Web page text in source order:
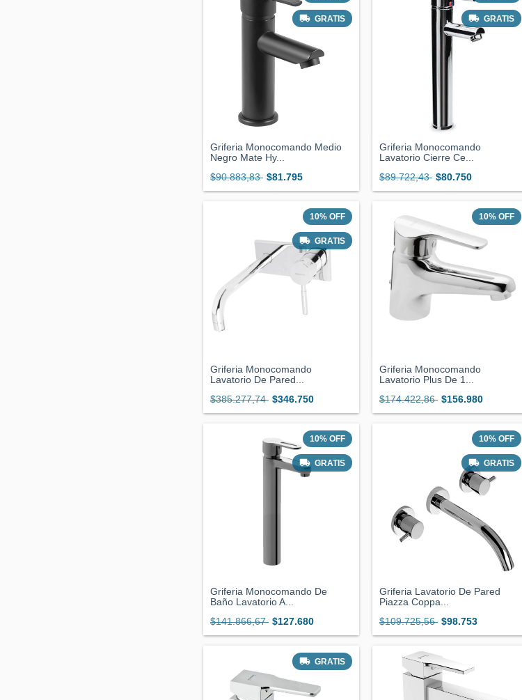
GRATIS
Griferia Monocomando Medio
Negro Mate Hy...
$90.883,83 $81.795
GRATIS
Griferia Monocomando
Lavatorio Cierre Ce...
$89.722,43 $80.750
10% OFF
GRATIS
Griferia Monocomando
Lavatorio De Pared...
$385.277,74 $346.750
10% OFF
Griferia Monocomando
Lavatorio Plus De 1...
$174.422,86 $156.980
10% OFF
GRATIS
Griferia Monocomando De
Baño Lavatorio A...
$141.866,67 $127.680
10% OFF
GRATIS
Griferia Lavatorio De Pared
Piazza Coppa...
$109.725,56 $98.753
GRATIS